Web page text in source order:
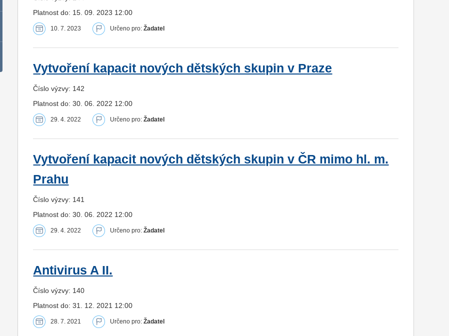
Platnost do: 15. 09. 2023 12:00
10. 7. 2023 Určeno pro:Žadatel
Vytvoření kapacit nových dětských skupin v Praze
Číslo výzvy: 142
Platnost do: 30. 06. 2022 12:00
29. 4. 2022 Určeno pro:Žadatel
Vytvoření kapacit nových dětských skupin v ČR mimo hl. m.
Prahu
Číslo výzvy: 141
Platnost do: 30. 06. 2022 12:00
29. 4. 2022 Určeno pro:Žadatel
Antivirus A II.
Číslo výzvy: 140
Platnost do: 31. 12. 2021 12:00
28. 7. 2021 Určeno pro:Žadatel